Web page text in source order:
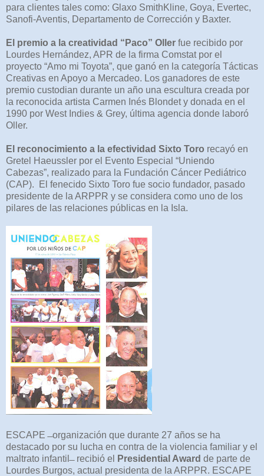
para clientes tales como: Glaxo SmithKline, Goya, Evertec,
Sanofi-Aventis, Departamento de Corrección y Baxter.
El premio a la creatividad “Paco” Oller fue recibido por
Lourdes Hernández, APR de la firma Comstat por el
proyecto “Amo mi Toyota”, que ganó en la categoría Tácticas
Creativas en Apoyo a Mercadeo. Los ganadores de este
premio custodian durante un año una escultura creada por
la reconocida artista Carmen Inés Blondet y donada en el
1990 por West Indies & Grey, última agencia donde laboró
Oller.
El reconocimiento a la efectividad Sixto Toro recayó en
Gretel Haeussler por el Evento Especial “Uniendo
Cabezas”, realizado para la Fundación Cáncer Pediátrico
(CAP). El fenecido Sixto Toro fue socio fundador, pasado
presidente de la ARPPR y se considera como uno de los
pilares de las relaciones públicas en la Isla.
ESCAPE ̶ organización que durante 27 años se ha
destacado por su lucha en contra de la violencia familiar y el
maltrato infantil ̶ recibió el
Presidential Award de parte de
Lourdes Burgos, actual presidenta de la ARPPR. ESCAPE